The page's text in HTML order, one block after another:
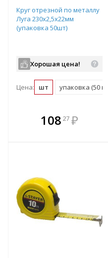
Круг отрезной по металлу
Луга 230х2,5х22мм
(упаковка 50шт)
Хорошая цена!
Цена: шт упаковка (50 шт)
108 27 ₽
В комплекте
всегда выгоднее!